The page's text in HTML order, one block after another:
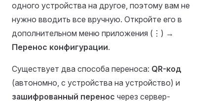
одного устройства на другое, поэтому вам не
нужно вводить все вручную. Откройте его в
дополнительном меню приложения (⋮) →
Перенос конфигурации.
Существует два способа переноса: QR-код
(автономно, с устройства на устройство) и
зашифрованный перенос через сервер-